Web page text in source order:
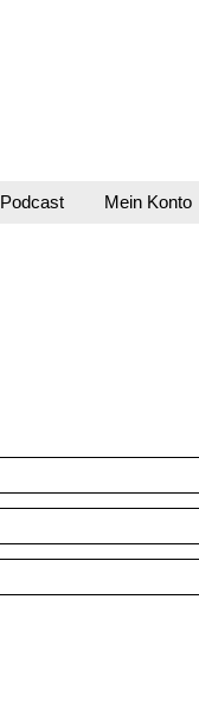
Podcast Mein Konto